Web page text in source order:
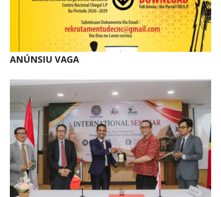
ANÚNSIU VAGA